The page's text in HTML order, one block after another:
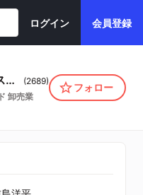
ログイン 会員登録
オルバヘルスケアホールディングス株式会社 (2689)
卸売業
フォロー